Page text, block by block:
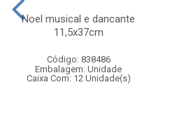
Noel musical e dancante
11,5x37cm
Código: 838486
Embalagem: Unidade
Caixa Com: 12 Unidade(s)